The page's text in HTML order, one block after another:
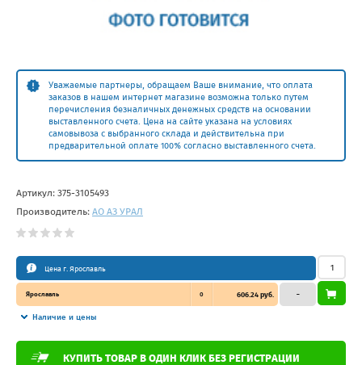
Уважаемые партнеры, обращаем Ваше внимание, что оплата
заказов в нашем интернет магазине возможна только путем
перечисления безналичных денежных средств на основании
выставленного счета. Цена на сайте указана на условиях
самовывоза с выбранного склада и действительна при
предварительной оплате 100% согласно выставленного счета.
Артикул: 375-3105493
Производитель: АО АЗ УРАЛ
Цена г. Ярославль
Ярославль 0 606.24 руб.
Наличие и цены
–
КУПИТЬ ТОВАР В ОДИН КЛИК БЕЗ РЕГИСТРАЦИИ